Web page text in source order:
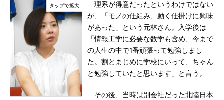
理系が得意だったというわけではない
が、「モノの仕組み、動く仕掛けに興味
があった」という元林さん。入学後は
「情報工学に必要な数学も含め、今まで
の人生の中で1番頑張って勉強しまし
た。割とまじめに学校にいって、ちゃん
と勉強していたと思います」と言う。
その後、当時は別会社だった北陸日本